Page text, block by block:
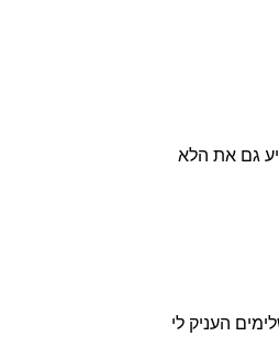
גם את הלא
העניק לי